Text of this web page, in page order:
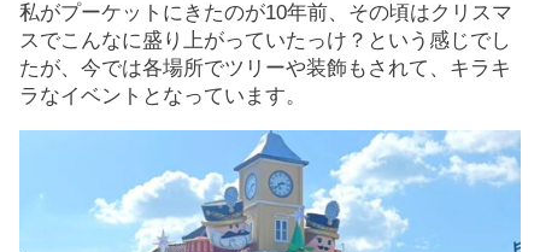
私がプーケットにきたのが10年前、その頃はクリスマ
スでこんなに盛り上がっていたっけ？という感じでし
たが、今では各場所でツリーや装飾もされて、キラキ
ラなイベントとなっています。